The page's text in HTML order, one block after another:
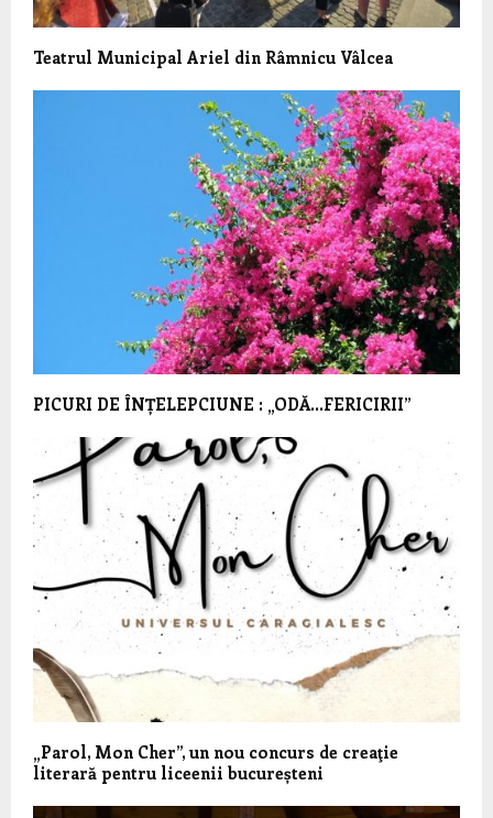
Teatrul Municipal Ariel din Râmnicu Vâlcea
PICURI DE ÎNȚELEPCIUNE : „ODĂ…FERICIRII”
„Parol, Mon Cher”, un nou concurs de creaţie
literară pentru liceenii bucureșteni